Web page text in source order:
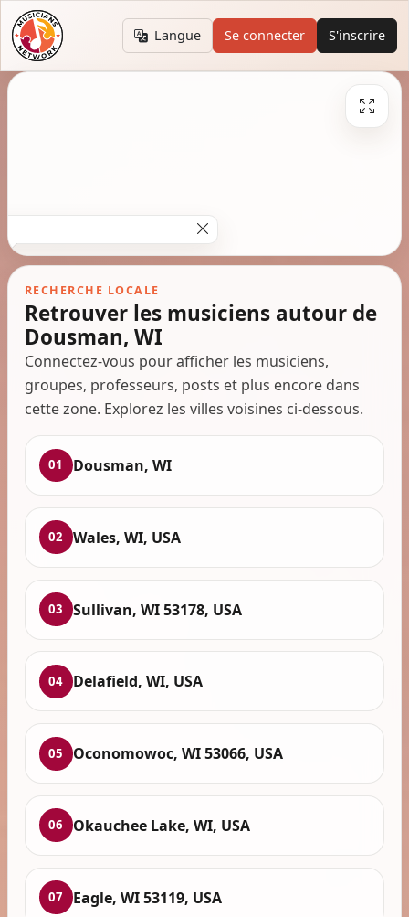
Langue Se connecter S'inscrire
RECHERCHE LOCALE
Retrouver les musiciens autour de
Dousman, WI
Connectez-vous pour afficher les musiciens,
groupes, professeurs, posts et plus encore dans
cette zone. Explorez les villes voisines ci-dessous.
01 Dousman, WI
02 Wales, WI, USA
03 Sullivan, WI 53178, USA
04 Delafield, WI, USA
05 Oconomowoc, WI 53066, USA
06 Okauchee Lake, WI, USA
07 Eagle, WI 53119, USA